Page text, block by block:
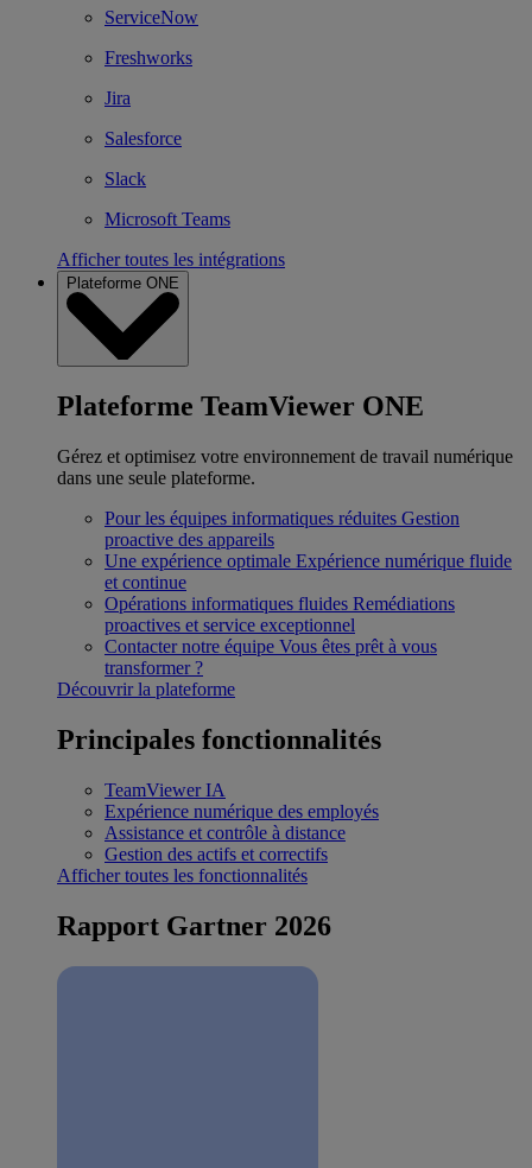
ServiceNow
Freshworks
Jira
Salesforce
Slack
Microsoft Teams
Afficher toutes les intégrations
Plateforme ONE
Plateforme TeamViewer ONE
Gérez et optimisez votre environnement de travail numérique
dans une seule plateforme.
Pour les équipes informatiques réduites Gestion
proactive des appareils
Une expérience optimale Expérience numérique fluide
et continue
Opérations informatiques fluides Remédiations
proactives et service exceptionnel
Contacter notre équipe Vous êtes prêt à vous
transformer ?
Découvrir la plateforme
Principales fonctionnalités
TeamViewer IA
Expérience numérique des employés
Assistance et contrôle à distance
Gestion des actifs et correctifs
Afficher toutes les fonctionnalités
Rapport Gartner 2026